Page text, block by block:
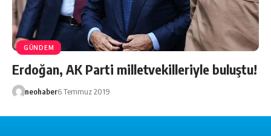
GÜNDEM
Erdoğan, AK Parti milletvekilleriyle buluştu!
neohaber6 Temmuz 2019